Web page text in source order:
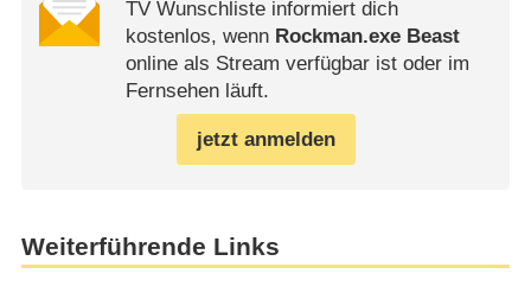
TV Wunschliste informiert dich
kostenlos, wenn Rockman.exe Beast
online als Stream verfügbar ist oder im
Fernsehen läuft.
jetzt anmelden
Weiterführende Links